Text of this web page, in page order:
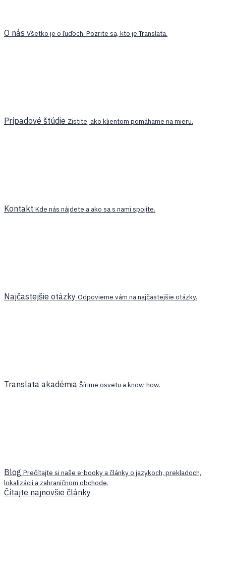
O nás Všetko je o ľuďoch. Pozrite sa, kto je Translata.
Prípadové štúdie Zistite, ako klientom pomáhame na mieru.
Kontakt Kde nás nájdete a ako sa s nami spojíte.
Najčastejšie otázky Odpovieme vám na najčastejšie otázky.
Translata akadémia Šírime osvetu a know-how.
Blog Prečítajte si naše e-booky a články o jazykoch, prekladoch,
lokalizácii a zahraničnom obchode.
Čítajte najnovšie články